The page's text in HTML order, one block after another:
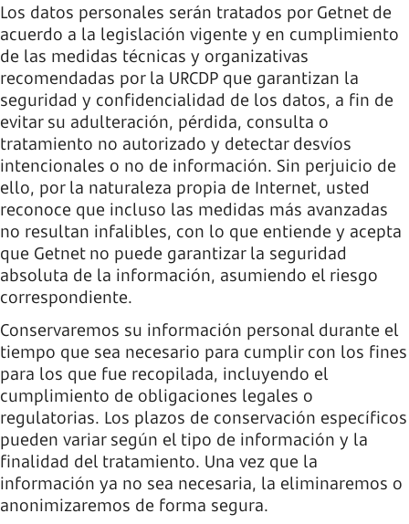
Los datos personales serán tratados por Getnet de
acuerdo a la legislación vigente y en cumplimiento
de las medidas técnicas y organizativas
recomendadas por la URCDP que garantizan la
seguridad y confidencialidad de los datos, a fin de
evitar su adulteración, pérdida, consulta o
tratamiento no autorizado y detectar desvíos
intencionales o no de información. Sin perjuicio de
ello, por la naturaleza propia de Internet, usted
reconoce que incluso las medidas más avanzadas
no resultan infalibles, con lo que entiende y acepta
que Getnet no puede garantizar la seguridad
absoluta de la información, asumiendo el riesgo
correspondiente.
Conservaremos su información personal durante el
tiempo que sea necesario para cumplir con los fines
para los que fue recopilada, incluyendo el
cumplimiento de obligaciones legales o
regulatorias. Los plazos de conservación específicos
pueden variar según el tipo de información y la
finalidad del tratamiento. Una vez que la
información ya no sea necesaria, la eliminaremos o
anonimizaremos de forma segura.